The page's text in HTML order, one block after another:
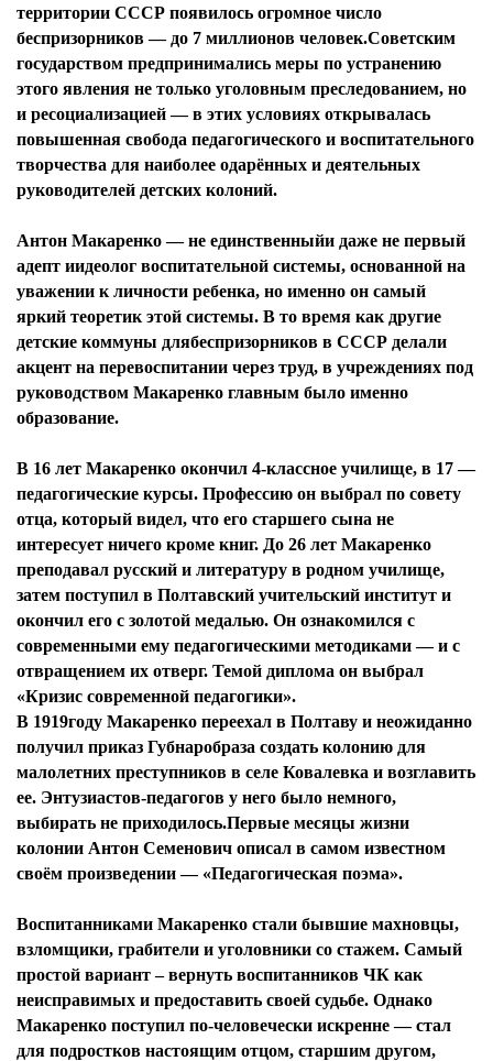
территории СССР появилось огромное число
беспризорников — до 7 миллионов человек.Советским
государством предпринимались меры по устранению
этого явления не только уголовным преследованием, но
и ресоциализацией — в этих условиях открывалась
повышенная свобода педагогического и воспитательного
творчества для наиболее одарённых и деятельных
руководителей детских колоний.
Антон Макаренко — не единственныйи даже не первый
адепт иидеолог воспитательной системы, основанной на
уважении к личности ребенка, но именно он самый
яркий теоретик этой системы. В то время как другие
детские коммуны длябеспризорников в СССР делали
акцент на перевоспитании через труд, в учреждениях под
руководством Макаренко главным было именно
образование.
В 16 лет Макаренко окончил 4-классное училище, в 17 —
педагогические курсы. Профессию он выбрал по совету
отца, который видел, что его старшего сына не
интересует ничего кроме книг. До 26 лет Макаренко
преподавал русский и литературу в родном училище,
затем поступил в Полтавский учительский институт и
окончил его с золотой медалью. Он ознакомился с
современными ему педагогическими методиками — и с
отвращением их отверг. Темой диплома он выбрал
«Кризис современной педагогики».
В 1919году Макаренко переехал в Полтаву и неожиданно
получил приказ Губнаробраза создать колонию для
малолетних преступников в селе Ковалевка и возглавить
ее. Энтузиастов-педагогов у него было немного,
выбирать не приходилось.Первые месяцы жизни
колонии Антон Семенович описал в самом известном
своём произведении — «Педагогическая поэма».
Воспитанниками Макаренко стали бывшие махновцы,
взломщики, грабители и уголовники со стажем. Самый
простой вариант – вернуть воспитанников ЧК как
неисправимых и предоставить своей судьбе. Однако
Макаренко поступил по-человечески искренне — стал
для подростков настоящим отцом, старшим другом,